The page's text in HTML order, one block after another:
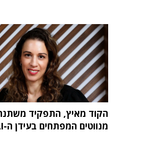
הקוד מאיץ, התפקיד
מנווטים המפתחים בעידן ה-AI